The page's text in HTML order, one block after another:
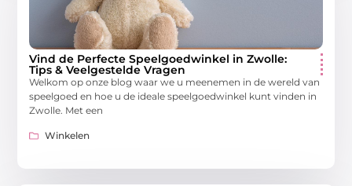
Vind de Perfecte Speelgoedwinkel in Zwolle:
Tips & Veelgestelde Vragen
Welkom op onze blog waar we u meenemen in de wereld van
speelgoed en hoe u de ideale speelgoedwinkel kunt vinden in
Zwolle. Met een
Winkelen